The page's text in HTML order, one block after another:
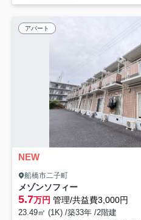
アパート
NEW
船橋市二子町
メゾンソフィー
5.7万円 管理/共益費3,000円
23.49㎡ (1K) /築33年 /2階建